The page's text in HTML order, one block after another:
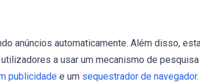
anúncios automaticamente. Além disso,
a usar um mecanismo de pesquisa
publicidade e um sequestrador de navegador.